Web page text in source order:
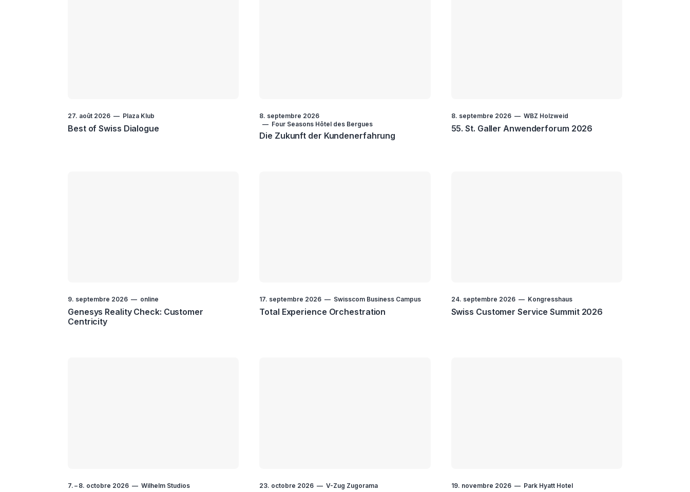
27. août 2026 Plaza Klub
Best of Swiss Dialogue
8. septembre 2026
Four Seasons Hôtel des Bergues
Die Zukunft der Kundenerfahrung
8. septembre 2026 WBZ Holzweid
55. St. Galler Anwenderforum 2026
9. septembre 2026 online
Genesys Reality Check: Customer
Centricity
17. septembre 2026 Swisscom Business Campus
Total Experience Orchestration
24. septembre 2026 Kongresshaus
Swiss Customer Service Summit 2026
7. – 8. octobre 2026 Wilhelm Studios 23. octobre 2026 V-Zug Zugorama 19. novembre 2026 Park Hyatt Hotel